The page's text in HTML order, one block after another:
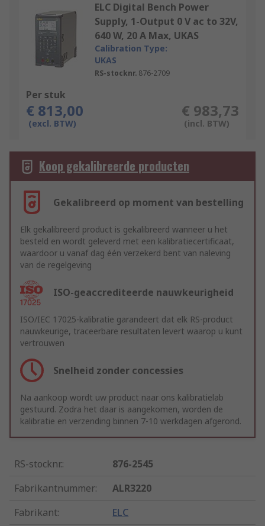
ELC Digital Bench Power
Supply, 1-Output 0 V ac to 32V,
640 W, 20 A Max, UKAS
Calibration Type:
UKAS
RS-stocknr. 876-2709
Per stuk
€ 813,00
(excl. BTW)
€ 983,73
(incl. BTW)
Koop gekalibreerde producten
Gekalibreerd op moment van bestelling
Elk gekalibreerd product is gekalibreerd wanneer u het
besteld en wordt geleverd met een kalibratiecertificaat,
waardoor u vanaf dag één verzekerd bent van naleving
van de regelgeving
ISO-geaccrediteerde nauwkeurigheid
ISO/IEC 17025-kalibratie garandeert dat elk RS-product
nauwkeurige, traceerbare resultaten levert waarop u kunt
vertrouwen
Snelheid zonder concessies
Na aankoop wordt uw product naar ons kalibratielab
gestuurd. Zodra het daar is aangekomen, worden de
kalibratie en verzending binnen 7-10 werkdagen afgerond.
RS-stocknr.:
876-2545
Fabrikantnummer:
ALR3220
Fabrikant: ELC